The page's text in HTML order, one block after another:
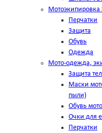
Мотоэкипировка
Перчатки
Защита
Обувь
Одежда
Мото-одежда,
Защита
Маски
пыли)
Обувь мото
Очки для
Перчатки